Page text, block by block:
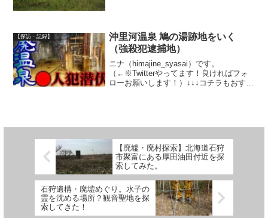
昭...
【探訪・記録】
沖里河温泉 鳩の湯跡地をいく
（強殺犯逮捕地）
ニナ（himajine_syasai）です。
（←※Twitterやってます！良ければフォ
ローお願いします！）↓↓↓コチラもおすす
【廃墟・廃村探索】北海道石狩
市聚富にある厚田油田付近を探
索してみた。
石狩遺構・廃墟めぐり。水子の
霊を沈める場所？観音聖地を探
索してきた！